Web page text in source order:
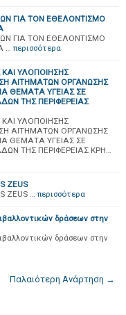
ΓΙΑ ΤΟΝ ΕΘΕΛΟΝΤΙΣΜΟ
ΓΙΑ ΤΟΝ ΕΘΕΛΟΝΤΙΣΜΟ
… περισσότερα
ΥΛΟΠΟΙΗΣΗΣ
ΑΙΤΗΜΑΤΩΝ ΟΡΓΑΝΩΣΗΣ
ΘΕΜΑΤΑ ΥΓΕΙΑΣ ΣΕ
ΤΗΣ ΠΕΡΙΦΕΡΕΙΑΣ
ΥΛΟΠΟΙΗΣΗΣ
ΑΙΤΗΜΑΤΩΝ ΟΡΓΑΝΩΣΗΣ
ΘΕΜΑΤΑ ΥΓΕΙΑΣ ΣΕ
ΤΗΣ ΠΕΡΙΦΕΡΕΙΑΣ ΚΡΗ…
ZEUS
ZEUS … περισσότερα
δράσεων στην
δράσεων στην
Παλαιότερη Ανάρτηση →